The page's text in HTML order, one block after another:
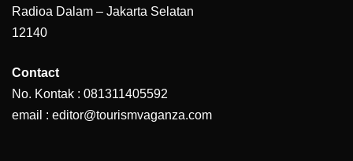
Radioa Dalam – Jakarta Selatan
12140
Contact
No. Kontak : 081311405592
email : editor@tourismvaganza.com